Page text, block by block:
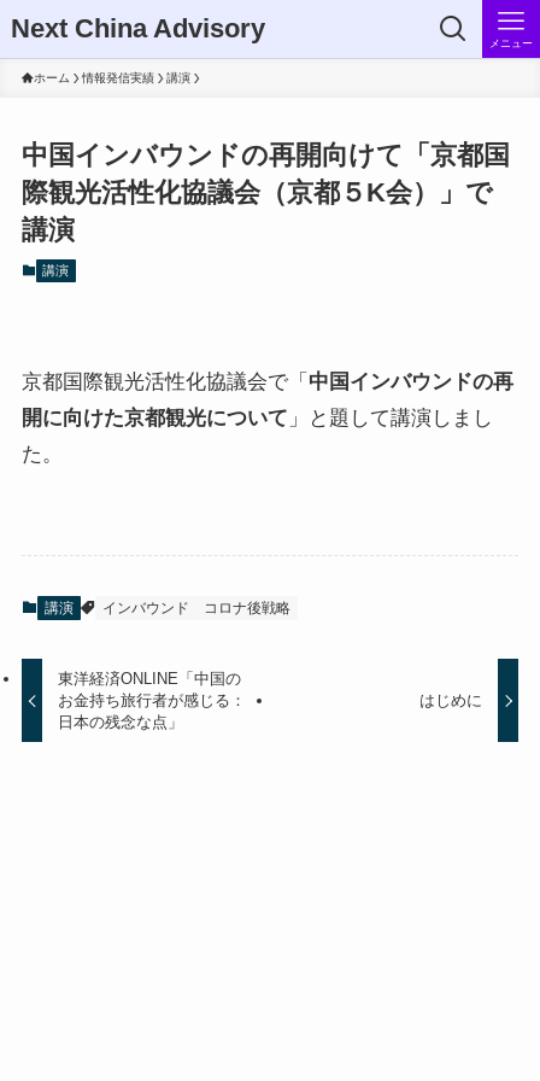
Next China Advisory メニュー
ホーム 情報発信実績 講演
中国インバウンドの再開向けて「京都国
際観光活性化協議会（京都５K会）」で
講演
講演
京都国際観光活性化協議会で「 中国インバウンドの再
開に向けた京都観光について 」と題して講演しまし
た。
講演 インバウンド コロナ後戦略
東洋経済ONLINE「中国の
お金持ち旅行者が感じる：
日本の残念な点」
はじめに